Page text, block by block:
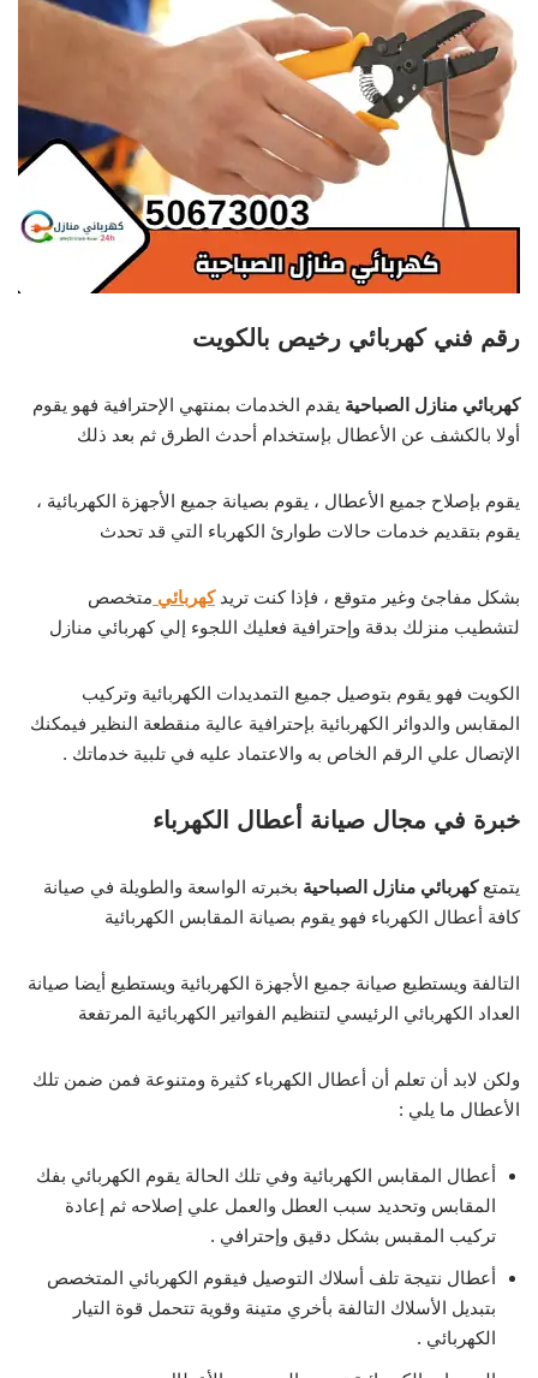
رقم فني كهربائي رخيص بالكويت
كهربائي منازل الصباحية يقدم الخدمات بمنتهي الإحترافية فهو يقوم
أولا بالكشف عن الأعطال بإستخدام أحدث الطرق ثم بعد ذلك
يقوم بإصلاح جميع الأعطال ، يقوم بصيانة جميع الأجهزة الكهربائية ،
يقوم بتقديم خدمات حالات طوارئ الكهرباء التي قد تحدث
بشكل مفاجئ وغير متوقع ، فإذا كنت تريدكهربائي متخصص
لتشطيب منزلك بدقة وإحترافية فعليك اللجوء إلي كهربائي منازل
الكويت فهو يقوم بتوصيل جميع التمديدات الكهربائية وتركيب
المقابس والدوائر الكهربائية بإحترافية عالية منقطعة النظير فيمكنك
الإتصال علي الرقم الخاص به والاعتماد عليه في تلبية خدماتك .
خبرة في مجال صيانة أعطال الكهرباء
يتمتعكهربائي منازل الصباحية بخبرته الواسعة والطويلة في صيانة
كافة أعطال الكهرباء فهو يقوم بصيانة المقابس الكهربائية
التالفة ويستطيع صيانة جميع الأجهزة الكهربائية ويستطيع أيضا صيانة
العداد الكهربائي الرئيسي لتنظيم الفواتير الكهربائية المرتفعة
ولكن لابد أن تعلم أن أعطال الكهرباء كثيرة ومتنوعة فمن ضمن تلك
الأعطال ما يلي :
أعطال المقابس الكهربائية وفي تلك الحالة يقوم الكهربائي بفك
المقابس وتحديد سبب العطل والعمل علي إصلاحه ثم إعادة
تركيب المقبس بشكل دقيق وإحترافي .
أعطال نتيجة تلف أسلاك التوصيل فيقوم الكهربائي المتخصص
بتبديل الأسلاك التالفة بأخري متينة وقوية تتحمل قوة التيار
الكهربائي .